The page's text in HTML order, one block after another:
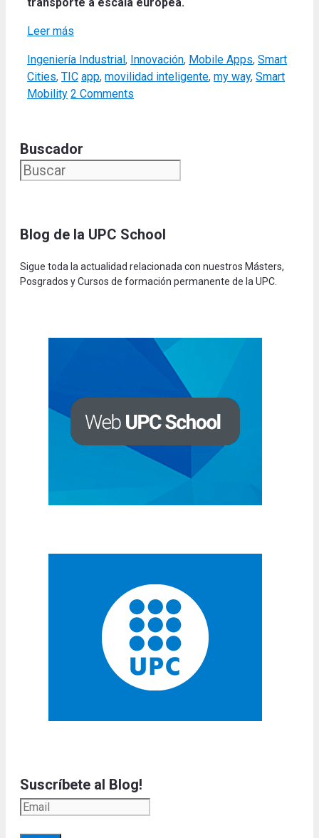
Leer más
Categories
Ingeniería Industrial, Innovación, Mobile Apps, Smart
Cities, TIC Tags
app, movilidad inteligente, my way, Smart
Mobility 2 Comments
Buscador
Blog de la UPC School
Sigue toda la actualidad relacionada con nuestros Másters,
Posgrados y Cursos de formación permanente de la UPC.
Suscríbete al Blog!